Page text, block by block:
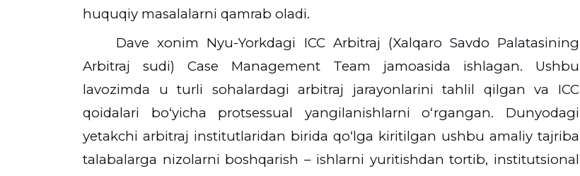
huquqiy masalalarni qamrab oladi.
Dave xonim Nyu-Yorkdagi ICC Arbitraj (Xalqaro Savdo Palatasining
Arbitraj sudi) Case Management Team jamoasida ishlagan. Ushbu
lavozimda u turli sohalardagi arbitraj jarayonlarini tahlil qilgan va ICC
qoidalari bo‘yicha protsessual yangilanishlarni o‘rgangan. Dunyodagi
yetakchi arbitraj institutlaridan birida qo‘lga kiritilgan ushbu amaliy tajriba
talabalarga nizolarni boshqarish – ishlarni yuritishdan tortib, institutsional